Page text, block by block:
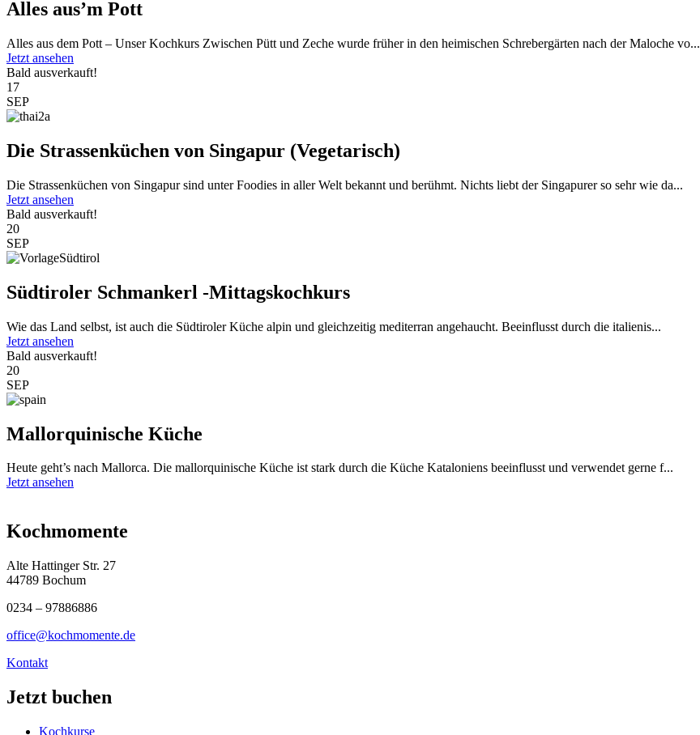
Alles aus’m Pott
Alles aus dem Pott – Unser Kochkurs Zwischen Pütt und Zeche wurde früher in den heimischen Schrebergärten nach der Maloche vo...
Jetzt ansehen
Bald ausverkauft!
17
SEP
Die Strassenküchen von Singapur (Vegetarisch)
Die Strassenküchen von Singapur sind unter Foodies in aller Welt bekannt und berühmt. Nichts liebt der Singapurer so sehr wie da...
Jetzt ansehen
Bald ausverkauft!
20
SEP
Südtiroler Schmankerl -Mittagskochkurs
Wie das Land selbst, ist auch die Südtiroler Küche alpin und gleichzeitig mediterran angehaucht. Beeinflusst durch die italienis...
Jetzt ansehen
Bald ausverkauft!
20
SEP
Mallorquinische Küche
Heute geht’s nach Mallorca. Die mallorquinische Küche ist stark durch die Küche Kataloniens beeinflusst und verwendet gerne f...
Jetzt ansehen
Kochmomente
Alte Hattinger Str. 27
44789 Bochum
0234 – 97886886
office@kochmomente.de
Kontakt
Jetzt buchen
Kochkurse